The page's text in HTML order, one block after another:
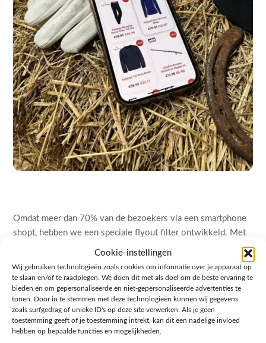
Cookie-instellingen
Wij gebruiken technologieën zoals cookies om informatie over je apparaat op
te slaan en/of te raadplegen. We doen dit met als doel om de beste ervaring te
bieden en om gepersonaliseerde en niet-gepersonaliseerde advertenties te
tonen. Door in te stemmen met deze technologieën kunnen wij gegevens
zoals surfgedrag of unieke ID's op deze site verwerken. Als je geen
toestemming geeft of je toestemming intrekt, kan dit een nadelige invloed
hebben op bepaalde functies en mogelijkheden.
Omdat meer dan 70% van de bezoekers via een smartphone
shopt, hebben we een speciale flyout filter ontwikkeld. Met
een druk op de knop schuift er een overzichtelijk menu in
overnemen. Een mooie bijkomstigheid van deze technische
schoonmaak is dat Google de site direct beter is gaan
waarderen: door het oplossen van technische fouten en het
verbeteren van de paginestructuur is de vindbaarheid van The
Horse Store in korte tijd flink gestegen.